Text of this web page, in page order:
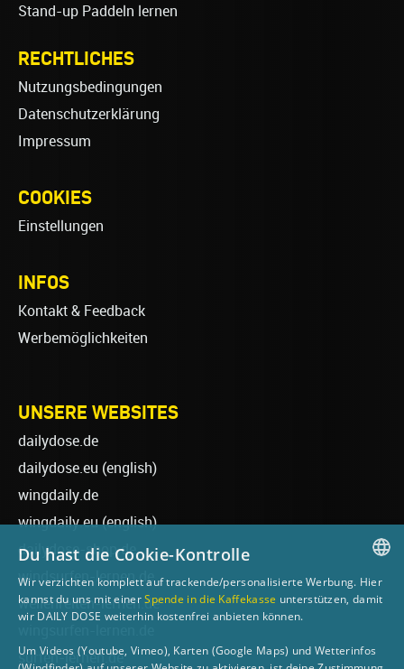
Stand-up Paddeln lernen
RECHTLICHES
Nutzungsbedingungen
Datenschutzerklärung
Impressum
COOKIES
Einstellungen
INFOS
Kontakt & Feedback
Werbemöglichkeiten
UNSERE WEBSITES
dailydose.de
dailydose.eu (english)
wingdaily.de
wingdaily.eu(english)
dailydose-shop.de
windsurfen-lernen.de
wellenreiten-lernen.de
surfen-lernen.de
GERMAN
Du hast die Cookie-Kontrolle
Wir verzichten komplett auf trackende/personalisierte Werbung. Hier
kannst du uns mit einerSpende in die Kaffekasse unterstützen, damit
wir DAILY DOSE weiterhin kostenfrei anbieten können.
Um Videos (Youtube, Vimeo), Karten (Google Maps) und Wetterinfos